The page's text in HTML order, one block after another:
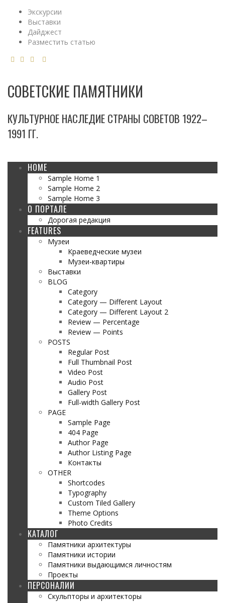
Экскурсии
Выставки
Дайджест
Разместить статью
СОВЕТСКИЕ ПАМЯТНИКИ
КУЛЬТУРНОЕ НАСЛЕДИЕ СТРАНЫ СОВЕТОВ 1922–
1991 ГГ.
HOME
Sample Home 1
Sample Home 2
Sample Home 3
О ПОРТАЛЕ
Дорогая редакция
FEATURES
Музеи
Краеведческие музеи
Музеи-квартиры
Выставки
BLOG
Category
Category — Different Layout
Category — Different Layout 2
Review — Percentage
Review — Points
POSTS
Regular Post
Full Thumbnail Post
Video Post
Audio Post
Gallery Post
Full-width Gallery Post
PAGE
Sample Page
404 Page
Author Page
Author Listing Page
Контакты
OTHER
Shortcodes
Typography
Custom Tiled Gallery
Theme Options
Photo Credits
КАТАЛОГ
Памятники архитектуры
Памятники истории
Памятники выдающимся личностям
Проекты
ПЕРСОНАЛИИ
Скульпторы и архитекторы